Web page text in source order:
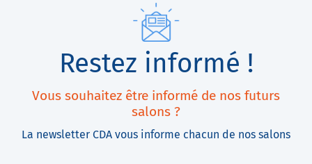
Restez informé !
Vous souhaitez être informé de nos futurs
salons ?
La newsletter CDA vous informe chacun de nos salons